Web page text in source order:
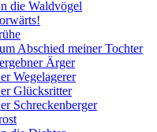
die Waldvögel
Abschied meiner Tochter
Ärger
Wegelagerer
Glücksritter
Schreckenberger